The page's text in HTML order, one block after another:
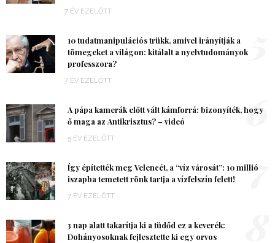
7 ÉV EZELŐTT
10 tudatmanipulációs trükk, amivel irányítják a
tömegeket a világon: kitálalt a nyelvtudományok
professzora?
7 ÉV EZELŐTT
A pápa kamerák előtt vált kámforrá: bizonyíték, hogy
ő maga az Antikrisztus? – videó
5 ÉV EZELŐTT
6
Így építették meg Velencét, a “víz városát”: 10 millió
iszapba temetett rönk tartja a vízfelszín felett!
7 ÉV EZELŐTT
7
3 nap alatt takarítja ki a tüdőd ez a keverék:
Dohányosoknak fejlesztette ki egy orvos